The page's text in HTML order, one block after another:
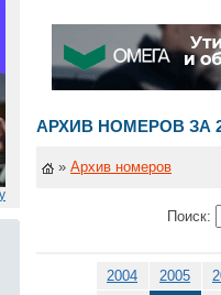
АРХИВ НОМЕРОВ ЗА
» Архив номеров
Поиск:
2004 2005